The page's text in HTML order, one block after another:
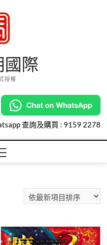
際
授權
查詢及購買 : 9159 2278